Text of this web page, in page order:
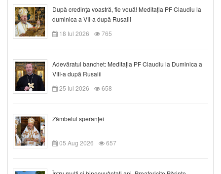
După credinţa voastră, fie vouă! Meditația PF Claudiu la
duminica a VII-a după Rusalii
18 Iul 2026
765
Adevăratul banchet: Meditația PF Claudiu la Duminica a
VIII-a după Rusalii
25 Iul 2026
658
Zâmbetul speranței
05 Aug 2026 657